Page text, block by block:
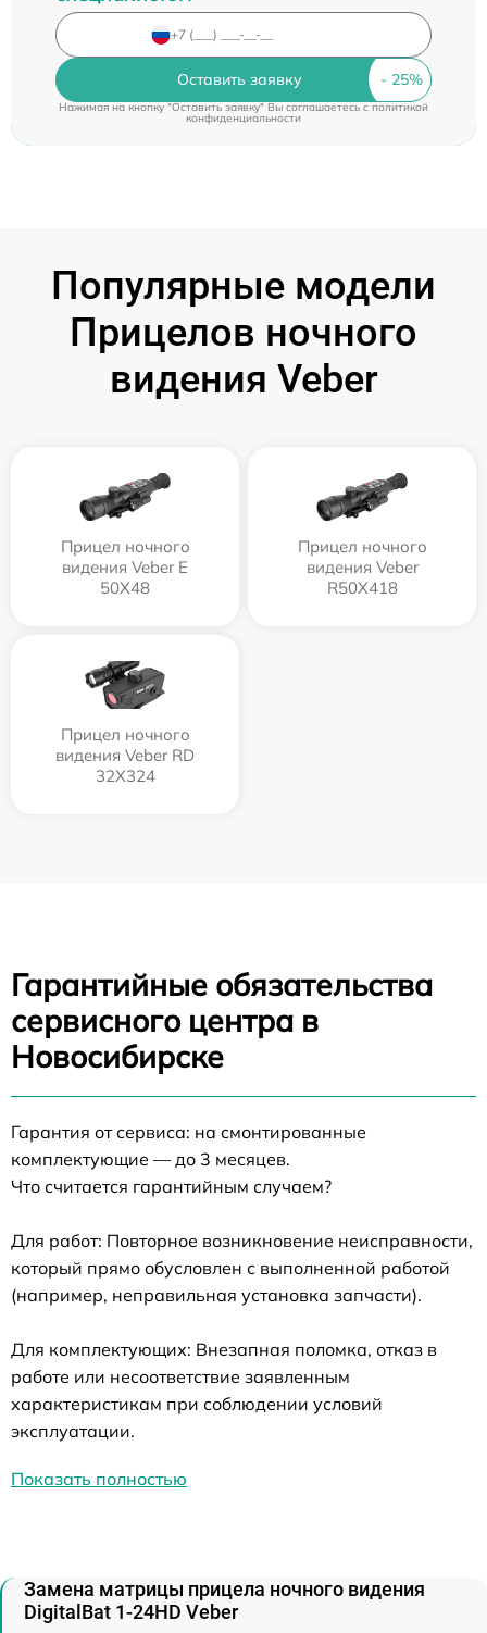
Оставить заявку
Нажимая на кнопку "Оставить заявку" Вы соглашаетесь cполитикой
конфиденциальности
Популярные модели
Прицелов ночного
видения Veber
Прицел ночного
видения Veber E
50X48
Прицел ночного
видения Veber
R50X418
Прицел ночного
видения Veber RD
32X324
Гарантийные обязательства
сервисного центра в
Новосибирске
Гарантия от сервиса: на смонтированные
комплектующие — до 3 месяцев.
Что считается гарантийным случаем?
Для работ: Повторное возникновение неисправности,
который прямо обусловлен с выполненной работой
(например, неправильная установка запчасти).
Для комплектующих: Внезапная поломка, отказ в
работе или несоответствие заявленным
характеристикам при соблюдении условий
эксплуатации.
Показать полностью
Замена матрицы прицела ночного видения
DigitalBat 1-24HD Veber